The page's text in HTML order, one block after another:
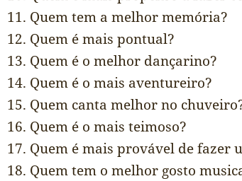
11. Quem tem a melhor memória?
12. Quem é mais pontual?
13. Quem é o melhor dançarino?
14. Quem é o mais aventureiro?
15. Quem canta melhor no
16. Quem é o mais teimoso?
17. Quem é mais provável de fazer
18. Quem tem o melhor gosto